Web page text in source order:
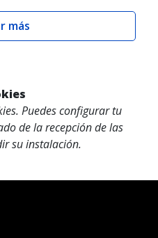
más
Puedes configurar tu
de la recepción de las
su instalación.